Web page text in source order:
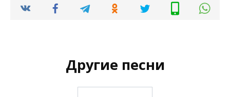
Другие песни